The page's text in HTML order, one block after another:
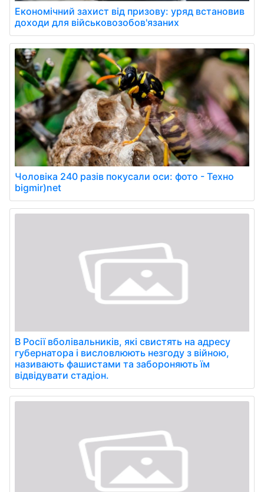
Економічний захист від призову: уряд встановив
доходи для військовозобов'язаних
Чоловіка 240 разів покусали оси: фото - Техно
bigmir)net
В Росії вболівальників, які свистять на адресу
губернатора і висловлюють незгоду з війною,
називають фашистами та забороняють їм
відвідувати стадіон.